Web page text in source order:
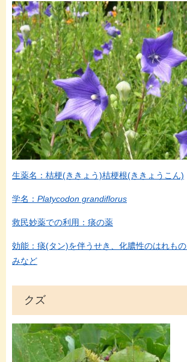
生薬名：桔梗(ききょう)桔梗根(ききょうこん)
学名： Platycodon grandiflorus
救民妙薬での利用：痰の薬
効能：痰(タン)を伴うせき、化膿性のはれも
みなど
クズ